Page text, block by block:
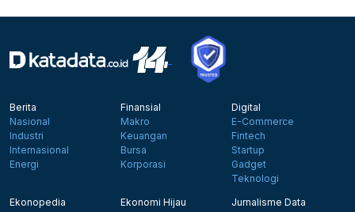
Berita
Nasional
Industri
Internasional
Energi
Finansial
Makro
Keuangan
Bursa
Korporasi
Digital
E-Commerce
Fintech
Startup
Gadget
Teknologi
Ekonopedia
Ekonomi Hijau
Jurnalisme Data